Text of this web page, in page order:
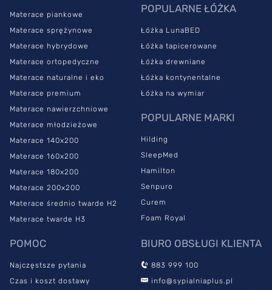
Materace piankowe
Materace sprężynowe
Materace hybrydowe
Materace ortopedyczne
Materace naturalne i eko
Materace premium
Materace nawierzchniowe
Materace młodzieżowe
Materace 140x200
Materace 160x200
Materace 180x200
Materace 200x200
Materace średnio twarde H2
Materace twarde H3
POPULARNE ŁÓŻKA
Łóżka LunaBED
Łóżka tapicerowane
Łóżka drewniane
Łóżka kontynentalne
Łóżka na wymiar
POPULARNE MARKI
Hilding
SleepMed
Hamilton
Senpuro
Curem
Foam Royal
POMOC
Najczęstsze pytania
Czas i koszt dostawy
BIURO OBSŁUGI KLIENTA
883 999 100
info@sypialniaplus.pl